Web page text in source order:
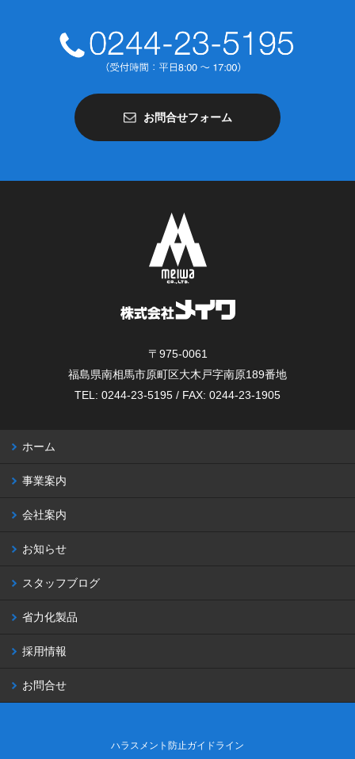
お問合せフォーム
〒975-0061
福島県南相馬市原町区大木戸字南原189番地
TEL: 0244-23-5195 / FAX: 0244-23-1905
ホーム
事業案内
会社案内
お知らせ
スタッフブログ
省力化製品
採用情報
お問合せ
ハラスメント防止ガイドライン